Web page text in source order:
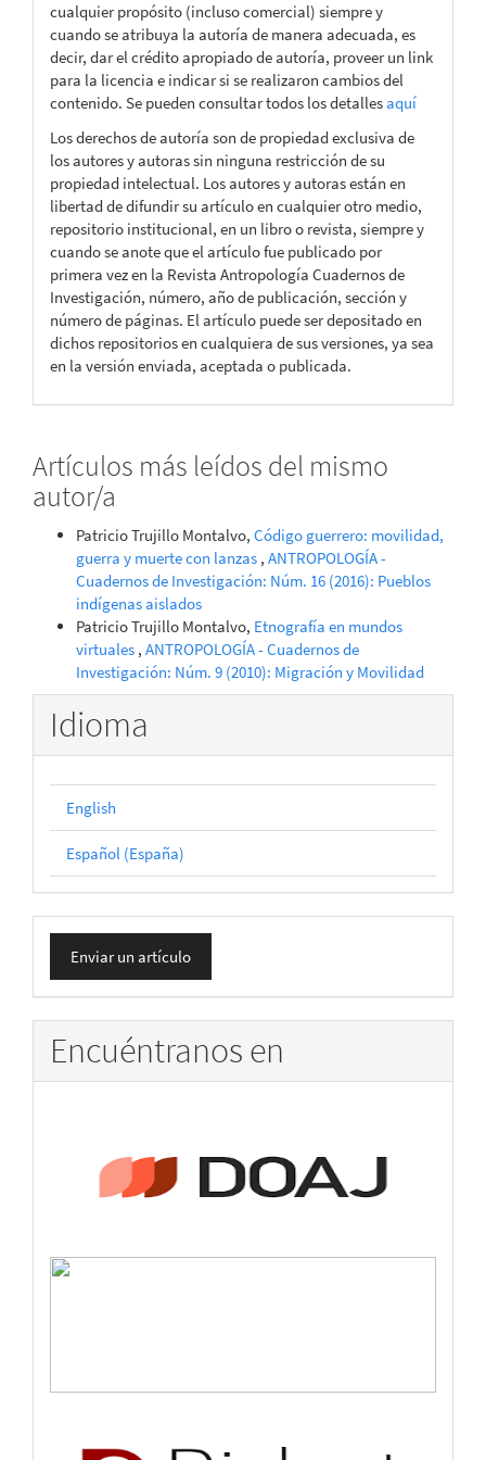
cualquier propósito (incluso comercial) siempre y
cuando se atribuya la autoría de manera adecuada, es
decir, dar el crédito apropiado de autoría, proveer un link
para la licencia e indicar si se realizaron cambios del
contenido. Se pueden consultar todos los detallesaquí
Los derechos de autoría son de propiedad exclusiva de
los autores y autoras sin ninguna restricción de su
propiedad intelectual. Los autores y autoras están en
libertad de difundir su artículo en cualquier otro medio,
repositorio institucional, en un libro o revista, siempre y
cuando se anote que el artículo fue publicado por
primera vez en la Revista Antropología Cuadernos de
Investigación, número, año de publicación, sección y
número de páginas. El artículo puede ser depositado en
dichos repositorios en cualquiera de sus versiones, ya sea
en la versión enviada, aceptada o publicada.
Artículos más leídos del mismo
autor/a
Patricio Trujillo Montalvo, Código guerrero: movilidad,
guerra y muerte con lanzas , ANTROPOLOGÍA -
Cuadernos de Investigación: Núm. 16 (2016): Pueblos
indígenas aislados
Patricio Trujillo Montalvo, Etnografía en mundos
virtuales , ANTROPOLOGÍA - Cuadernos de
Investigación: Núm. 9 (2010): Migración y Movilidad
Idioma
English
Español (España)
Enviar
un
artículo
Enviar un artículo
Encuéntranos en